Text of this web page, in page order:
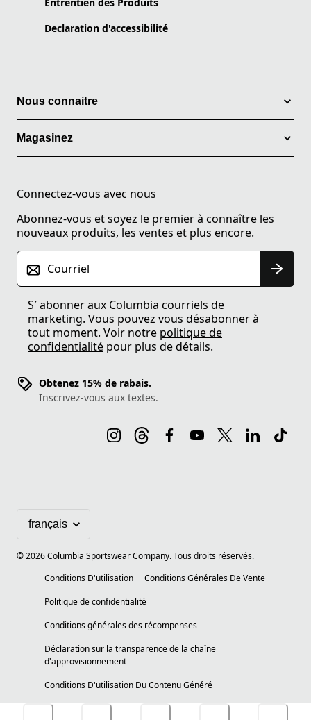
Declaration d'accessibilité
Nous connaitre
Magasinez
Connectez-vous avec nous
Abonnez-vous et soyez le premier à connaître les
nouveaux produits, les ventes et plus encore.
Courriel
S′ abonner aux Columbia courriels de
marketing. Vous pouvez vous désabonner à
tout moment. Voir notre politique de
confidentialité pour plus de détails.
Obtenez 15% de rabais.
Inscrivez-vous aux textes.
©2026Columbia Sportswear Company. Tous droits réservés.
Conditions D'utilisation
Conditions Générales De Vente
Politique de confidentialité
Conditions générales des récompenses
Déclaration sur la transparence de la chaîne
d'approvisionnement
Conditions D'utilisation Du Contenu Généré